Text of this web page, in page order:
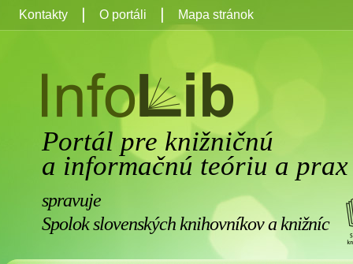
Portál pre knižničnú
a informačnú teóriu a prax
spravuje
Spolok slovenských knihovníkov a knižníc
Kontakty O portáli Mapa stránok